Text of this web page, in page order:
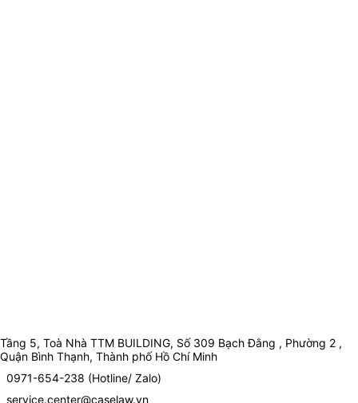
Tầng 5, Toà Nhà TTM BUILDING, Số 309 Bạch Đằng , Phường 2 ,
Quận Bình Thạnh, Thành phố Hồ Chí Minh
0971-654-238 (Hotline/ Zalo)
service.center@caselaw.vn